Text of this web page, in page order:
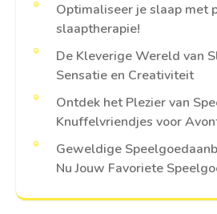
Optimaliseer je slaap met
slaaptherapie!
De Kleverige Wereld van
Sensatie en Creativiteit
Ontdek het Plezier van
Knuffelvriendjes voor
Geweldige
Nu Jouw Favoriete